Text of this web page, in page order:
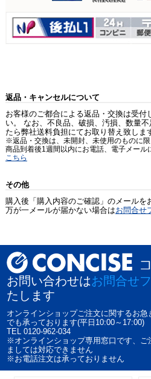
返品・キャンセルについて
お客様のご都合による返品・交換は受付
い。 なお、不良品、破損、汚損、数量
たら弊社送料負担にてお取り替え致しま
※返品・交換は、未開封、未使用のものに限
商品到着後1週間以内にお電話、電子メール
こちら
その他
購入後「購入内容のご確認」のメールを
万が一メールが届かない場合はお問合せ
お問い合わせはお問合せ
たします
オンラインショップご注文に関するお
でも承っております(平日10:00～17:00)
TEL 0120-962-034
※オンラインショップ専用窓口です、ご
ましては対応できません
※お電話注文は承っておりません